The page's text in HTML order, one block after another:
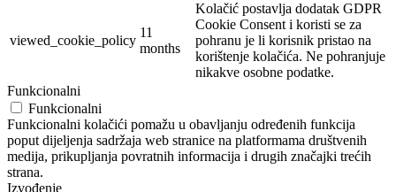
viewed_cookie_policy
11
months
Kolačić postavlja dodatak GDPR
Cookie Consent i koristi se za
pohranu je li korisnik pristao na
korištenje kolačića. Ne pohranjuje
nikakve osobne podatke.
Funkcionalni
Funkcionalni
Funkcionalni kolačići pomažu u obavljanju određenih funkcija
poput dijeljenja sadržaja web stranice na platformama društvenih
medija, prikupljanja povratnih informacija i drugih značajki trećih
strana.
Izvođenje